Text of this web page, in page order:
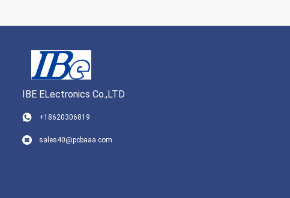
IBE ELectronics Co.,LTD
+18620306819
sales40@pcbaaa.com